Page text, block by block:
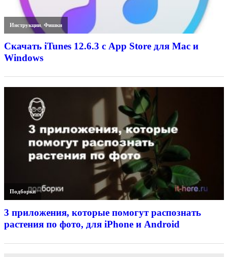
Инструкции,Фишки
Скачать iTunes 12.6.3 с App Store для Mac и
Windows
Подборки
3 приложения, которые помогут распознать
растения по фото, для iPhone и Android